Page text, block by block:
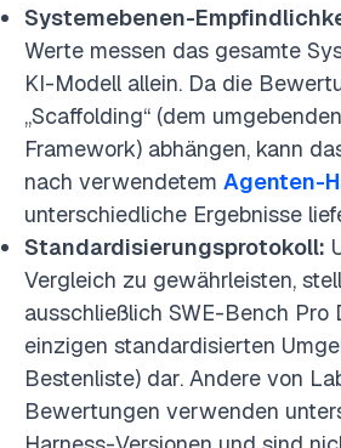
Systemebenen-
Werte messen das gesamte
KI-Modell allein. Da die
„Scaffolding“ (dem
Framework) abhängen, kann
nach verwendetem Agenten-
unterschiedliche Ergebnisse
Standardisierungsprotokoll:
Vergleich zu gewährleisten,
ausschließlich SWE-Bench Pro
einzigen standardisierten
Bestenliste) dar. Andere von
Bewertungen verwenden